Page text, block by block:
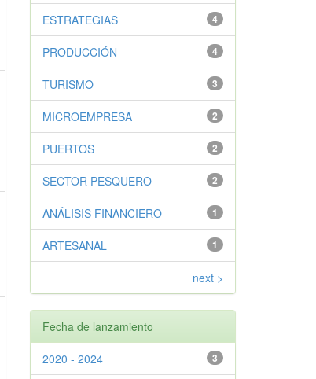
4
ESTRATEGIAS
4
PRODUCCIÓN
3
TURISMO
2
MICROEMPRESA
2
PUERTOS
2
SECTOR PESQUERO
1
ANÁLISIS FINANCIERO
1
ARTESANAL
next >
Fecha de lanzamiento
3
2020 - 2024